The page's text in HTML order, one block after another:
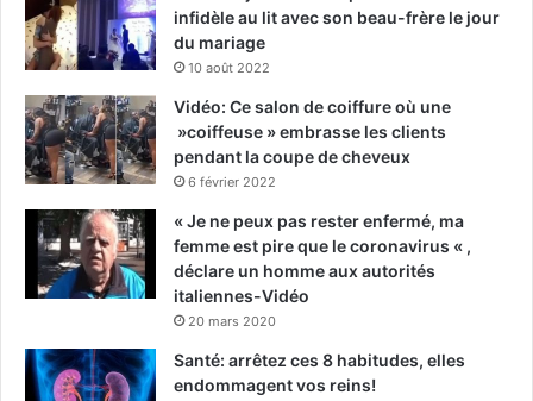
infidèle au lit avec son beau-frère le jour
du mariage
10 août 2022
Vidéo: Ce salon de coiffure où une
»coiffeuse » embrasse les clients
pendant la coupe de cheveux
6 février 2022
« Je ne peux pas rester enfermé, ma
femme est pire que le coronavirus « ,
déclare un homme aux autorités
italiennes-Vidéo
20 mars 2020
Santé: arrêtez ces 8 habitudes, elles
endommagent vos reins!